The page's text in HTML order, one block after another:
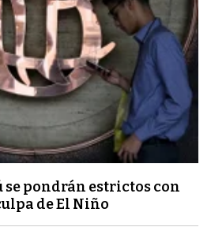
se pondrán estrictos con
de El Niño